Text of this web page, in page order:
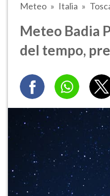
Meteo Italia
Meteo Badia
del tempo,